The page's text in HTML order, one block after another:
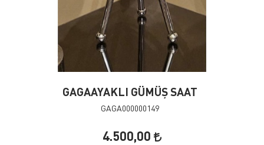
GAGAAYAKLI GÜMÜŞ SAAT
GAGA000000149
4.500,00